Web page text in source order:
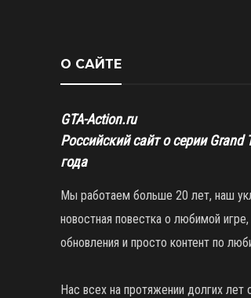
О САЙТЕ
GTA-Action.ru
Российский сайт о серии Grand
года
Мы работаем больше 20 лет, наш
новостная повестка о любимой игре,
обновления и просто контент по
Нас всех на протяжении долгих лет